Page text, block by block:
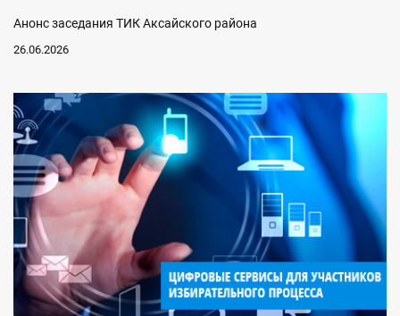
Анонс заседания ТИК Аксайского района
26.06.2026